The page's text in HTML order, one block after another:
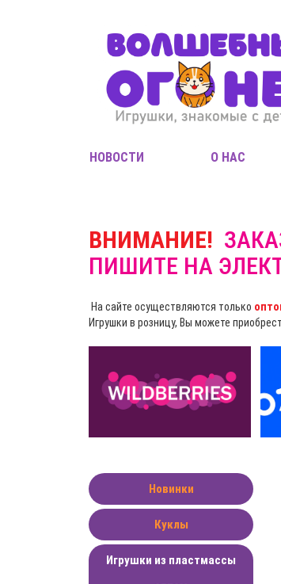
НОВОСТИ О НАС
ВНИМАНИЕ!
ПИШИТЕ НА
На сайте осуществляются только
Игрушки в розницу, Вы можете
Новинки
Куклы
Игрушки из пластмассы